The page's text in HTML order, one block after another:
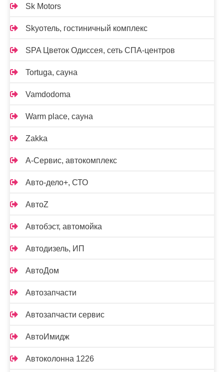
Sk Motors
Skyотель, гостиничный комплекс
SPA Цветок Одиссея, сеть СПА-центров
Tortuga, сауна
Vamdodoma
Warm place, сауна
Zakka
А-Сервис, автокомплекс
Авто-дело+, СТО
АвтоZ
Автобэст, автомойка
Автодизель, ИП
АвтоДом
Автозапчасти
Автозапчасти сервис
АвтоИмидж
Автоколонна 1226